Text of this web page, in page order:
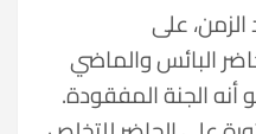
على
البائس والماضي
أنه الجنة المفقودة.